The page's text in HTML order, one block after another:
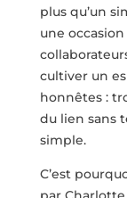
plus qu’un
une
cultiver un
honnêtes :
du lien sans
simple.
C’est